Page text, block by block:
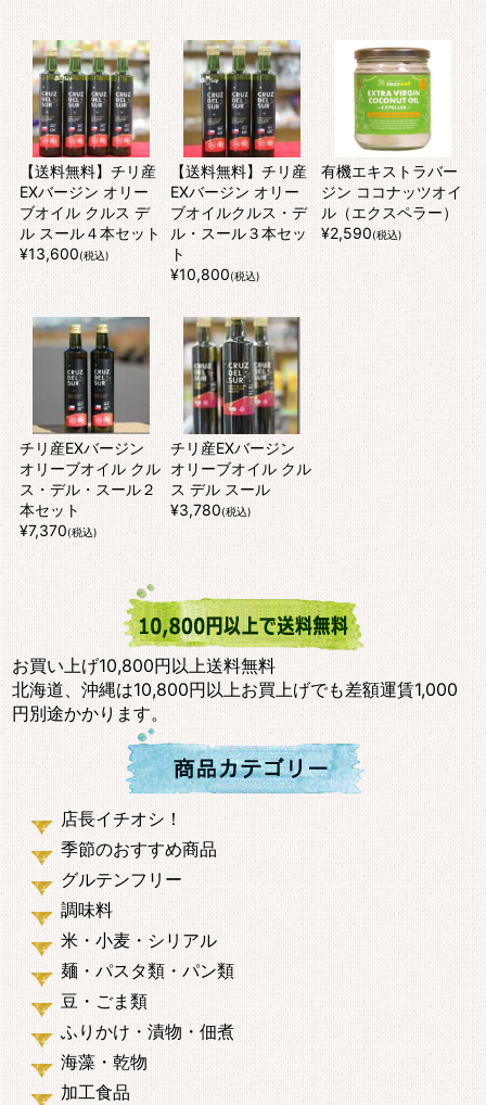
【送料無料】チリ産
EXバージン オリー
ブオイル クルス デ
ル スール４本セット
¥13,600(税込)
【送料無料】チリ産
EXバージン オリー
ブオイルクルス・デ
ル・スール３本セッ
ト
¥10,800(税込)
有機エキストラバー
ジン ココナッツオイ
ル（エクスペラー）
¥2,590(税込)
チリ産EXバージン
オリーブオイル クル
ス・デル・スール２
本セット
¥7,370(税込)
チリ産EXバージン
オリーブオイル クル
ス デル スール
¥3,780(税込)
お買い上げ10,800円以上送料無料
北海道、沖縄は10,800円以上お買上げでも差額運賃1,000
円別途かかります。
店長イチオシ！
季節のおすすめ商品
グルテンフリー
調味料
米・小麦・シリアル
麺・パスタ類・パン類
豆・ごま類
ふりかけ・漬物・佃煮
海藻・乾物
加工食品